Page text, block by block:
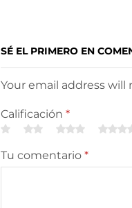
SÉ EL PRIMERO EN
Your email address
Calificación *
Tu comentario *